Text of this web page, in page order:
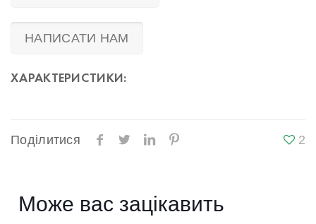
НАПИСАТИ НАМ
ХАРАКТЕРИСТИКИ:
Поділитися 2
Може вас зацікавить